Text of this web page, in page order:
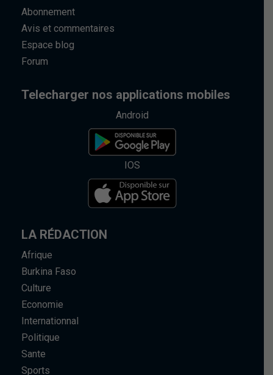
Abonnement
Avis et commentaires
Espace blog
Forum
Telecharger nos applications mobiles
Android
IOS
LA RÉDACTION
Afrique
Burkina Faso
Culture
Economie
Internationnal
Politique
Sante
Sports